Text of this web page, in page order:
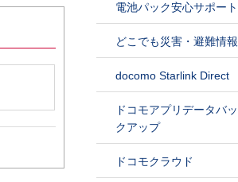
電池パック安心サポート
どこでも災害・避難情報
docomo Starlink Direct
ドコモアプリデータバッ
クアップ
ドコモクラウド